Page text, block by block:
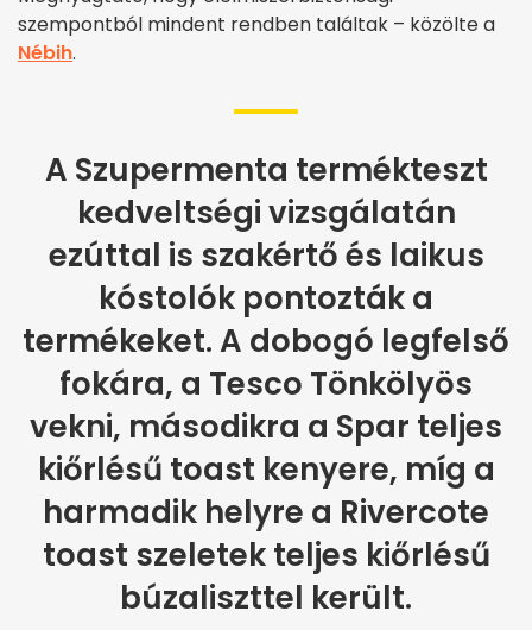
szempontból mindent rendben találtak – közölte a
Nébih.
A Szupermenta termékteszt
kedveltségi vizsgálatán
ezúttal is szakértő és laikus
kóstolók pontozták a
termékeket. A dobogó legfelső
fokára, a Tesco Tönkölyös
vekni, másodikra a Spar teljes
kiőrlésű toast kenyere, míg a
harmadik helyre a Rivercote
toast szeletek teljes kiőrlésű
búzaliszttel került.